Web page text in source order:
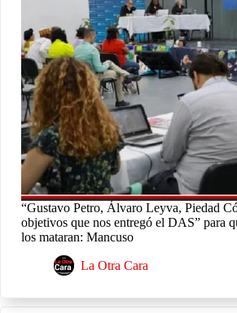
“Gustavo Petro, Álvaro Leyva, Piedad
objetivos que nos entregó el DAS” para
los mataran: Mancuso
La Otra Cara